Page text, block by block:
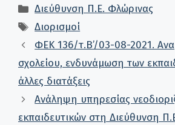
Κατηγορίες
Διεύθυνση Π.Ε. Φλώρινας
Ετικέτες
Διορισμοί
ΦΕΚ 136/τ.Β’/03-08-2021.
σχολείου, ενδυνάμωση των
άλλες διατάξεις
Ανάληψη υπηρεσίας
εκπαιδευτικών στη Διεύθυνση